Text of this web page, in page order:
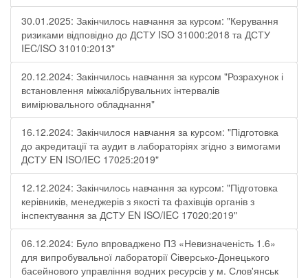
30.01.2025: Закінчилось навчання за курсом: "Керування
ризиками відповідно до ДСТУ ISO 31000:2018 та ДСТУ
IEC/ISO 31010:2013"
20.12.2024: Закінчилось навчання за курсом "Розрахунок і
встановлення міжкалібрувальних інтервалів
вимірювального обладнання"
16.12.2024: Закінчилося навчання за курсом: "Підготовка
до акредитації та аудит в лабораторіях згідно з вимогами
ДСТУ EN ISO/IEC 17025:2019"
12.12.2024: Закінчилось навчання за курсом: "Підготовка
керівників, менеджерів з якості та фахівців органів з
інспектування за ДСТУ EN ISO/IEC 17020:2019"
06.12.2024: Було впроваджено ПЗ «Невизначеність 1.6»
для випробувальної лабораторії Cіверсько-Донецького
басейнового управління водних ресурсів у м. Слов'янськ